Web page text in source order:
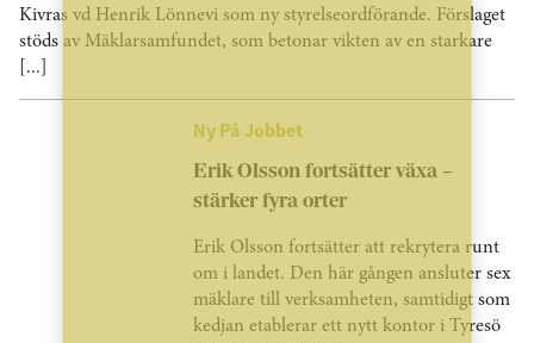
Kivras vd Henrik Lönnevi som ny styrelseordförande. Förslaget
stöds av Mäklarsamfundet, som betonar vikten av en starkare
[...]
Ny På Jobbet
Erik Olsson fortsätter växa –
stärker fyra orter
Erik Olsson fortsätter att rekrytera runt
om i landet. Den här gången ansluter sex
mäklare till verksamheten, samtidigt som
kedjan etablerar ett nytt kontor i Tyresö